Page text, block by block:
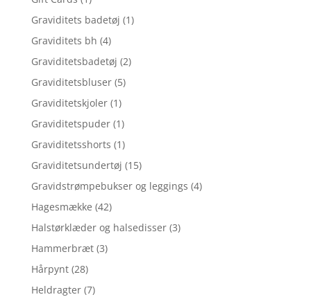
Graviditets badetøj (1)
Graviditets bh (4)
Graviditetsbadetøj (2)
Graviditetsbluser (5)
Graviditetskjoler (1)
Graviditetspuder (1)
Graviditetsshorts (1)
Graviditetsundertøj (15)
Gravidstrømpebukser og leggings (4)
Hagesmække (42)
Halstørklæder og halsedisser (3)
Hammerbræt (3)
Hårpynt (28)
Heldragter (7)